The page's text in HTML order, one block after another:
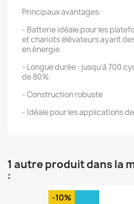
Principaux avantages:
- Batterie idéale pour les
et chariots élévateurs ayant
en énergie
- Longue durée : jusqu’à 700
de 80%
- Construction robuste
- Idéale pour les applications
1 autre produit dans la
:
-10%